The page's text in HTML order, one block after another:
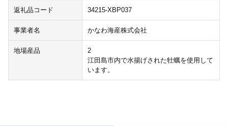
返礼品コード 34215-XBP037
事業者名 かなわ海産株式会社
地場産品
2
江田島市内で水揚げされた牡蠣を使用して
います。